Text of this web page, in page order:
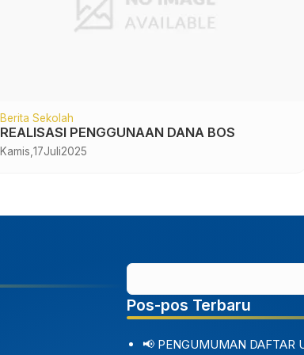
Berita Sekolah
Upacara Peringatan Hari Ibu (PHI) ke 96
Minggu,22Desember
Pos-pos Terbaru
📢 PENGUMUMAN DAFTAR